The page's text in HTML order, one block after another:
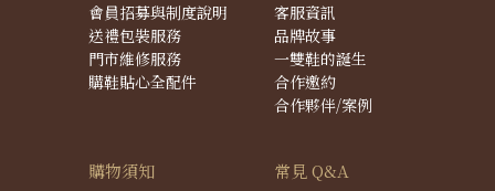
會員招募與制度說明
送禮包裝服務
門市維修服務
購鞋貼心全配件
客服資訊
品牌故事
一雙鞋的誕生
合作邀約
合作夥伴/案例
購物須知 常見 Q&A